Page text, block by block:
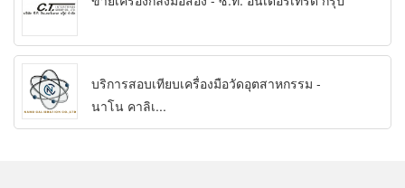
บริการสอบเทียบเครื่องมือวัดอุตสาหกรรม -
นาโน คาลิเ...